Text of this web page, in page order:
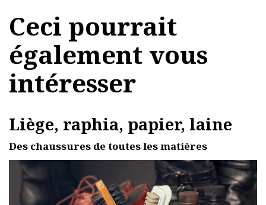
Ceci pourrait
également vous
intéresser
Liège, raphia, papier, laine
Des chaussures de toutes les matières